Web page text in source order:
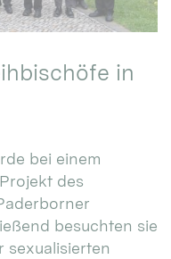
in
bei einem
des
besuchten sie
sexualisierten